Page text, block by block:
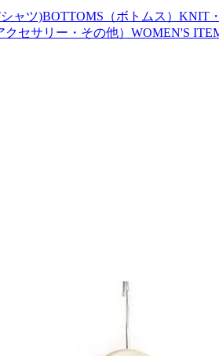
ャツ)BOTTOMS（ボトムス） KNIT
セサリー・その他） WOMEN'S